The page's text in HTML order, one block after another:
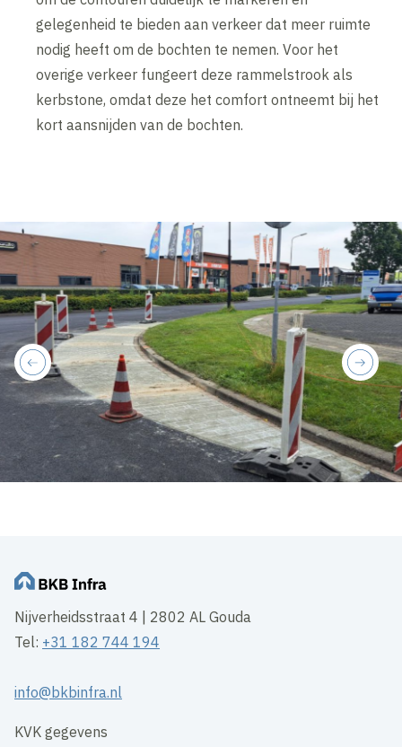
gelegenheid te bieden aan verkeer dat meer ruimte
nodig heeft om de bochten te nemen. Voor het
overige verkeer fungeert deze rammelstrook als
kerbstone, omdat deze het comfort ontneemt bij het
kort aansnijden van de bochten.
next
previous
Nijverheidsstraat 4 | 2802 AL Gouda
Tel: +31 182 744 194
info@bkbinfra.nl
KVK gegevens